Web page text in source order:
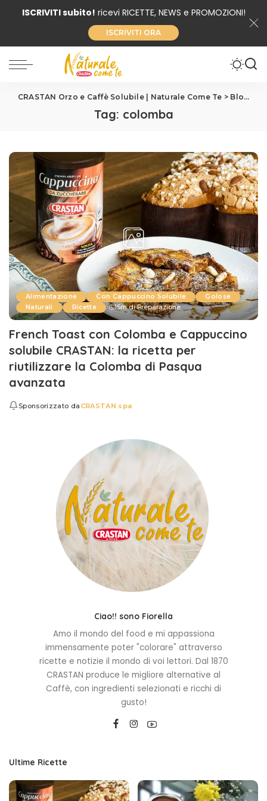
ISCRIVITI subito! ricevi RICETTE, NEWS e PROMOZIONI!
ISCRIVITI ORA
CRASTAN Orzo e Caffè Solubile | Naturale Come Te > Blog
Tag: colomba
Alimentazione Con Cappuccino Solubile
Golose
Naturali
Ricette 15m di Preparazione
French Toast con Colomba e Cappuccino
solubile CRASTAN: la ricetta per
riutilizzare la Colomba di Pasqua
avanzata
Sponsorizzato da CRASTAN spa
Ciao!! sono Fiorella
Amo il mondo del food e mi appassiona
immensamente poter "colorare" attraverso
ricette e notizie il mondo di voi lettori. Dal 1870
CRASTAN produce le migliore alternative al
Caffè, con ingredienti selezionati e ricchi di
gusto!
Ultime Ricette